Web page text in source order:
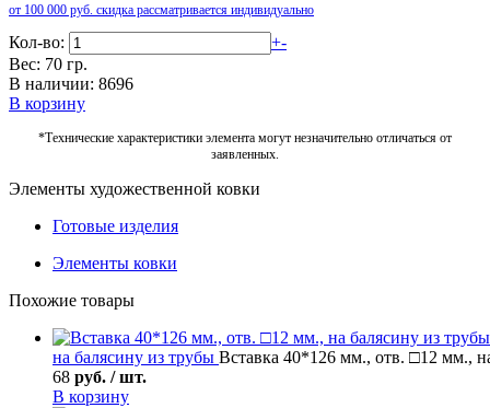
от 100 000 руб. скидка рассматривается индивидуально
Кол-во: +-
Вес: 70 гр.
В наличии: 8696
В корзину
*Технические характеристики элемента могут незначительно отличаться от
заявленных.
Элементы художественной ковки
Готовые изделия
Элементы ковки
Похожие товары
на балясину из трубы Вставка 40*126 мм., отв. □12 мм.,
68 руб. / шт.
В корзину